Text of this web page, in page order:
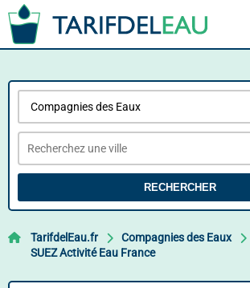
RECHERCHER
TarifdelEau.fr Compagnies des Eaux
SUEZ Activité Eau France